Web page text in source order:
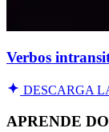
Verbos
DESCARGA
APRENDE